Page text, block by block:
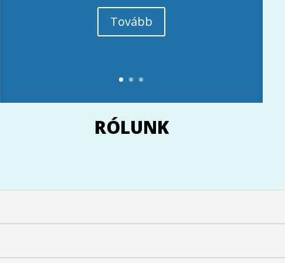
Tovább
RÓLUNK